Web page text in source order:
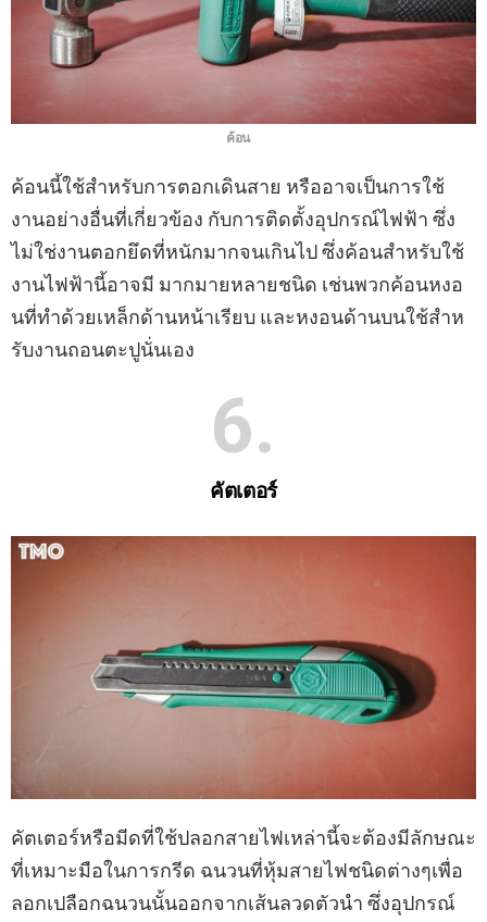
ค้อน
ค้อนนี้ใช้สําหรับการตอกเดินสาย หรืออาจเป็นการใช้
งานอย่างอื่นที่เกี่ยวข้อง กับการติดตั้งอุปกรณ์ไฟฟ้า ซึ่ง
ไม่ใช่งานตอกยึดที่หนักมากจนเกินไป ซึ่งค้อนสําหรับใช้
งานไฟฟ้านี้อาจมี มากมายหลายชนิด เช่นพวกค้อนหงอ
นที่ทําด้วยเหล็กด้านหน้าเรียบ และหงอนด้านบนใช้สําห
รับงานถอนตะปูนั่นเอง
6
คัตเตอร์
คัตเตอร์หรือมีดที่ใช้ปลอกสายไฟเหล่านี้จะต้องมีลักษณะ
ที่เหมาะมือในการกรีด ฉนวนที่หุ้มสายไฟชนิดต่างๆเพื่อ
ลอกเปลือกฉนวนนั้นออกจากเส้นลวดตัวนํา ซึ่งอุปกรณ์